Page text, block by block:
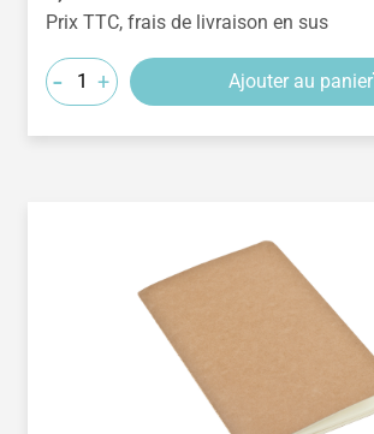
Prix TTC, frais de livraison en sus
- + Ajouter au panier